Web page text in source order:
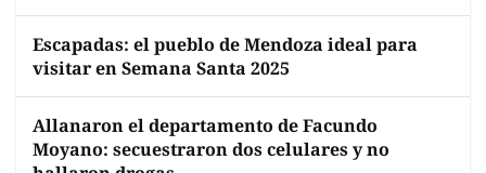
Escapadas: el pueblo de Mendoza ideal para
visitar en Semana Santa 2025
Allanaron el departamento de Facundo
Moyano: secuestraron dos celulares y no